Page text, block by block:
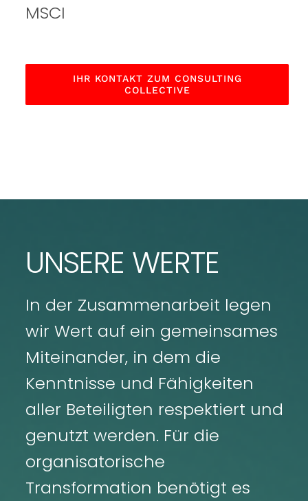
MSCI
IHR KONTAKT ZUM CONSULTING
COLLECTIVE
UNSERE WERTE
In der Zusammenarbeit legen
wir Wert auf ein gemeinsames
Miteinander, in dem die
Kenntnisse und Fähigkeiten
aller Beteiligten respektiert und
genutzt werden. Für die
organisatorische
Transformation benötigt es